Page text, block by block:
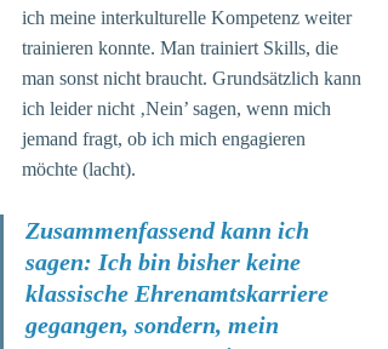
ich meine interkulturelle Kompetenz weiter
trainieren konnte. Man trainiert Skills, die
man sonst nicht braucht. Grundsätzlich kann
ich leider nicht ‚Nein’ sagen, wenn mich
jemand fragt, ob ich mich engagieren
möchte (lacht).
Zusammenfassend kann ich
sagen: Ich bin bisher keine
klassische Ehrenamtskarriere
gegangen, sondern, mein